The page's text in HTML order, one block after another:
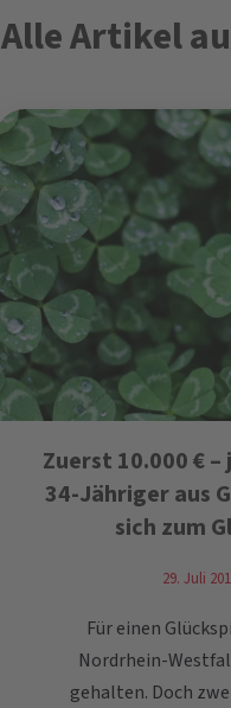
Alle Artikel
Zuerst 10.000 €
34-Jähriger aus
sich zum
29. Juli
Für einen
Nordrhein-
gehalten. Doch